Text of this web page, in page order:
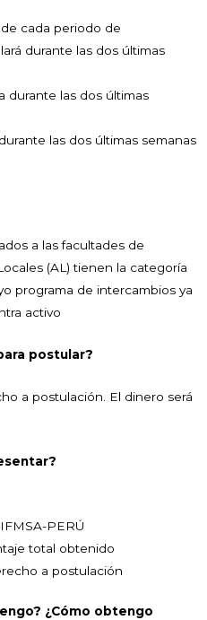
cada periodo de
durante las dos últimas
durante las dos últimas
las dos últimas semanas
a las facultades de
(AL) tienen la categoría
programa de intercambios ya
activo
postular?
a postulación. El dinero será
PERÚ
total obtenido
a postulación
¿Cómo obtengo